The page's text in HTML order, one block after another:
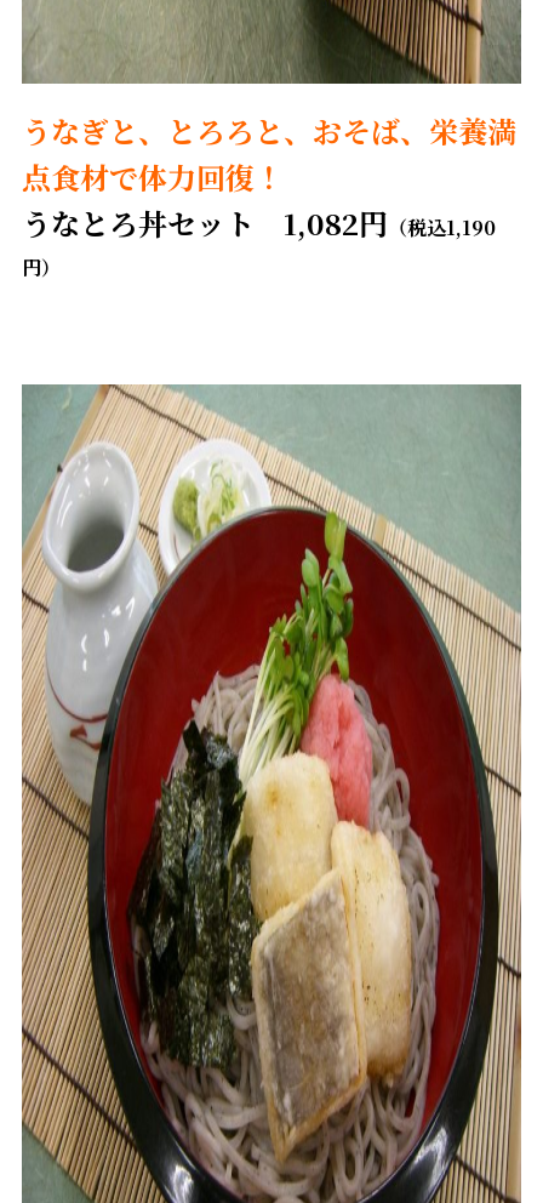
うなぎと、とろろと、おそば、栄養満
点食材で体力回復！
うなとろ丼セット 1,082円 （税込1,190
円）